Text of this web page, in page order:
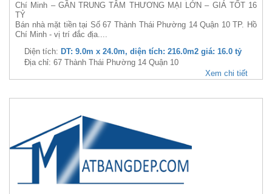
Chí Minh – GẦN TRUNG TÂM THƯƠNG MẠI LỚN – GIÁ TỐT 16
TỶ
Bán nhà mặt tiền tại Số 67 Thành Thái Phường 14 Quận 10 TP. Hồ
Chí Minh - vị trí đắc địa....
Diện tích: DT: 9.0m x 24.0m, diện tích: 216.0m2 giá: 16.0 tỷ
Địa chỉ: 67 Thành Thái Phường 14 Quận 10
Xem chi tiết